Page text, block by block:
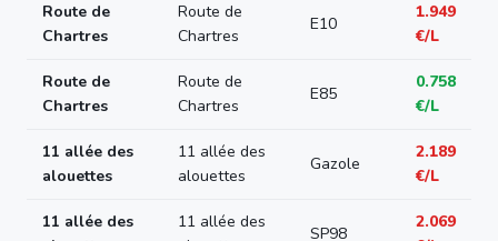
Route de
Chartres
Route de
Chartres
E10
1.949
€/L
Route de
Chartres
Route de
Chartres
E85
0.758
€/L
11 allée des
alouettes
11 allée des
alouettes
Gazole
2.189
€/L
11 allée des
11 allée des
SP98
2.069